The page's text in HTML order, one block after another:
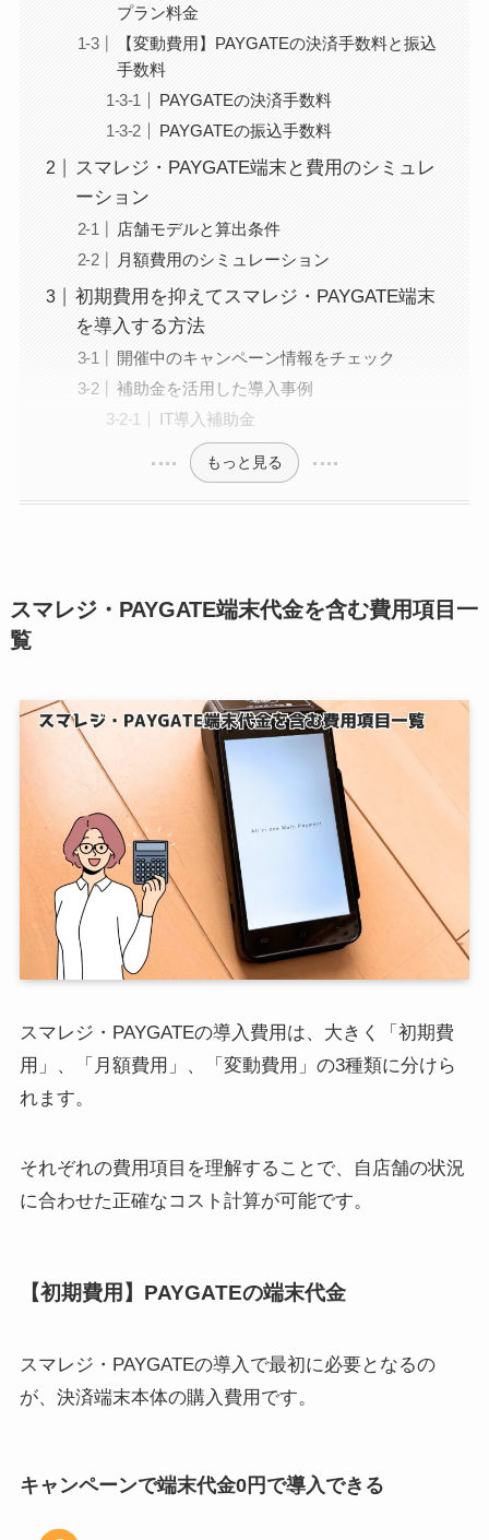
プラン料金
【変動費用】PAYGATEの決済手数料と振込
手数料
PAYGATEの決済手数料
PAYGATEの振込手数料
スマレジ・PAYGATE端末と費用のシミュレ
ーション
店舗モデルと算出条件
月額費用のシミュレーション
初期費用を抑えてスマレジ・PAYGATE端末
を導入する方法
開催中のキャンペーン情報をチェック
補助金を活用した導入事例
IT導入補助金
もっと見る
スマレジ・PAYGATE端末代金を含む費用項目一
覧
スマレジ・PAYGATEの導入費用は、大きく「初期費
用」、「月額費用」、「変動費用」の3種類に分けら
れます。
それぞれの費用項目を理解することで、自店舗の状況
に合わせた正確なコスト計算が可能です。
【初期費用】PAYGATEの端末代金
スマレジ・PAYGATEの導入で最初に必要となるの
が、決済端末本体の購入費用です。
キャンペーンで端末代金0円で導入できる